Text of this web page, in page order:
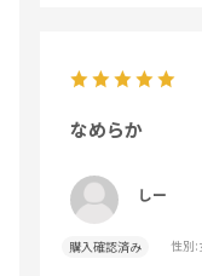
なめらか
しー
購入確認済み 性別: